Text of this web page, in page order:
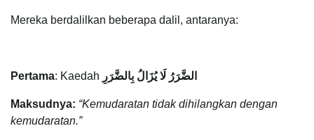
Mereka berdalilkan beberapa dalil, antaranya:
Pertama: Kaedah الضرَرُ لَا يُزَالُ بِالضَّرَر
Maksudnya: “Kemudaratan tidak dihilangkan dengan
kemudaratan.”